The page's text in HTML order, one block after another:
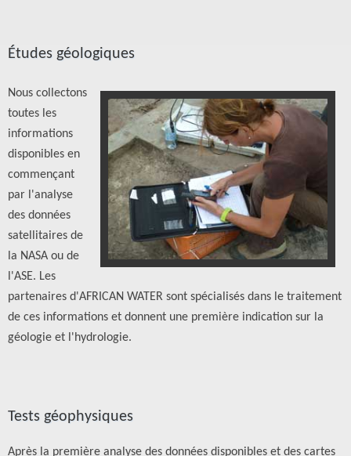
Études géologiques
Nous collectons
toutes les
informations
disponibles en
commençant
par l'analyse
des données
satellitaires de
la NASA ou de
l'ASE. Les
partenaires d'AFRICAN WATER sont spécialisés dans le traitement
de ces informations et donnent une première indication sur la
géologie et l'hydrologie.
Tests géophysiques
Après la première analyse des données disponibles et des cartes